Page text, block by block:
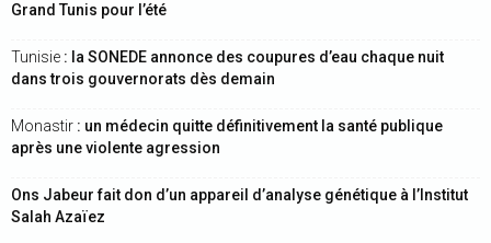
Grand Tunis pour l’été
Tunisie : la SONEDE annonce des coupures d’eau chaque nuit
dans trois gouvernorats dès demain
Monastir : un médecin quitte définitivement la santé publique
après une violente agression
Ons Jabeur fait don d’un appareil d’analyse génétique à l’Institut
Salah Azaïez